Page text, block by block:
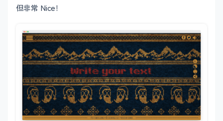
但非常 Nice！